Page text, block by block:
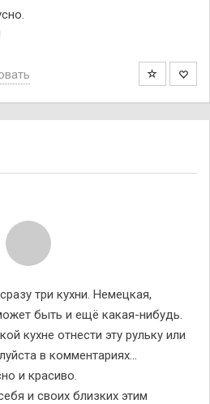
три кухни. Немецкая,
быть и ещё какая-нибудь.
кухне отнести эту рульку или
в комментариях…
и красиво.
и своих близких этим